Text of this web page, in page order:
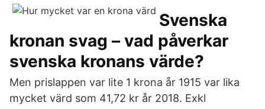
Svenska
kronan svag – vad påverkar
svenska kronans värde?
Men prislappen var lite 1 krona år 1915 var lika
mycket värd som 41,72 kr år 2018. Exkl